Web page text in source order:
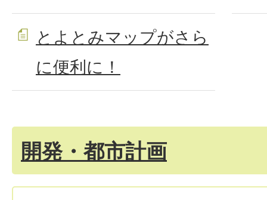
とよとみマップがさら
に便利に！
開発・都市計画